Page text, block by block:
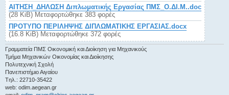
ΑΙΤΗΣΗ_ΔΗΛΩΣΗ Διπλωματικής Εργασίας ΠΜΣ_Ο.ΔΙ.Μ..doc
(28 KiB) Μεταφορτώθηκε 383 φορές
ΠΡΟΤΥΠΟ ΠΕΡΙΛΗΨΗΣ ΔΙΠΛΩΜΑΤΙΚΗΣ ΕΡΓΑΣΙΑΣ.docx
(16.8 KiB) Μεταφορτώθηκε 372 φορές
Γραμματεία ΠΜΣ Οικονομική και Διοίκηση για Μηχανικούς
Τμήμα Μηχανικών Οικονομίας και Διοίκησης
Πολυτεχνική Σχολή
Πανεπιστήμιο Αιγαίου
Tηλ.: 22710-35422
web: odim.aegean.gr